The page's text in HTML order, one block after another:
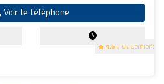
4.6 (107 Opinions)
Voir le téléphone